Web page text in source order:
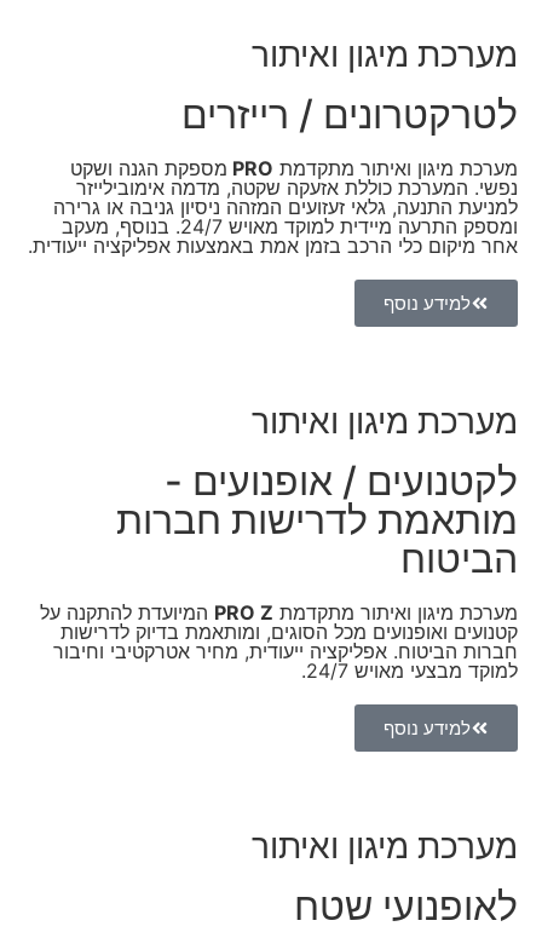
מערכת מיגון ואיתור
לטרקטרונים / רייזרים
מערכת מיגון ואיתור מתקדמת PRO מספקת הגנה ושקט
נפשי. המערכת כוללת אזעקה שקטה, מדמה אימובילייזר
למניעת התנעה, גלאי זעזועים המזהה ניסיון גניבה או גרירה
ומספק התרעה מיידית למוקד מאויש 24/7. בנוסף, מעקב
אחר מיקום כלי הרכב בזמן אמת באמצעות אפליקציה ייעודית.
למידע נוסף
מערכת מיגון ואיתור
לקטנועים / אופנועים -
מותאמת לדרישות חברות
הביטוח
מערכת מיגון ואיתור מתקדמת PRO Z המיועדת להתקנה על
קטנועים ואופנועים מכל הסוגים, ומותאמת בדיוק לדרישות
חברות הביטוח. אפליקציה ייעודית, מחיר אטרקטיבי וחיבור
למוקד מבצעי מאויש 24/7.
למידע נוסף
מערכת מיגון ואיתור
לאופנועי שטח